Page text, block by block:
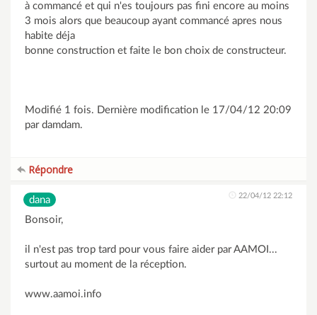
à commancé et qui n'es toujours pas fini encore au moins
3 mois alors que beaucoup ayant commancé apres nous
habite déja
bonne construction et faite le bon choix de constructeur.
Modifié 1 fois. Dernière modification le 17/04/12 20:09
par damdam.
Répondre
dana 22/04/12 22:12
Bonsoir,
il n'est pas trop tard pour vous faire aider par AAMOI...
surtout au moment de la réception.
www.aamoi.info